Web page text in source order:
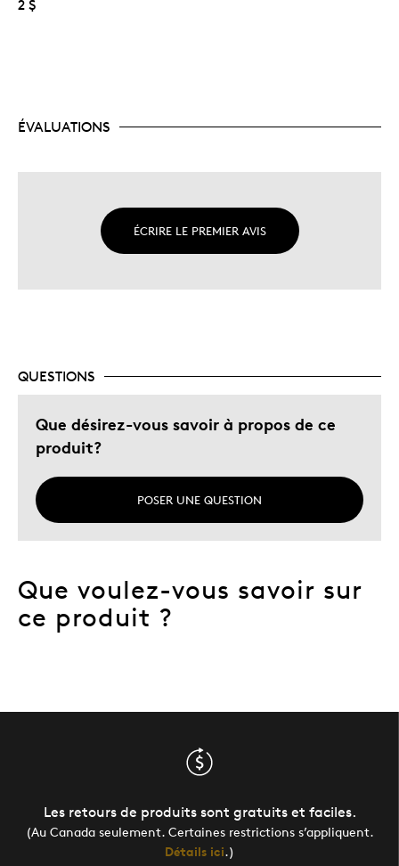
2 $
ÉVALUATIONS
ÉCRIRE LE PREMIER AVIS
QUESTIONS
Que désirez-vous savoir à propos de ce
produit?
POSER UNE QUESTION
Que voulez-vous savoir sur
ce produit ?
Les retours de produits sont gratuits et faciles.
(Au Canada seulement. Certaines restrictions s’appliquent.
Détails ici.)